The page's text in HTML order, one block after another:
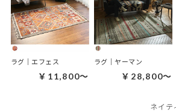
ラグ｜エフェス
￥11,800～
ラグ｜ヤーマン
￥28,800～
ネイテ